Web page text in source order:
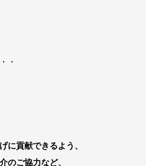
・
に貢献できるよう、
のご協力など、